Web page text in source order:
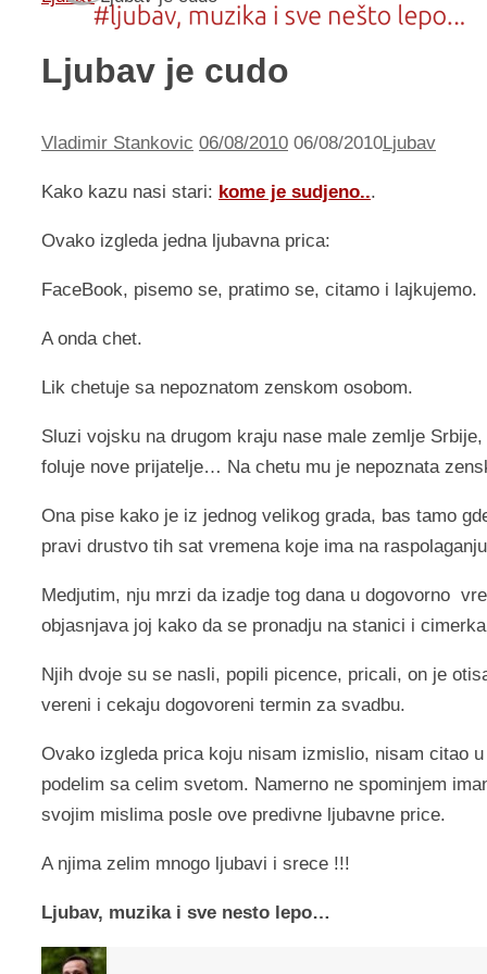
Ljubav je cudo
Vladimir Stankovic 06/08/2010 06/08/2010Ljubav
Kako kazu nasi stari: kome je sudjeno...
Ovako izgleda jedna ljubavna prica:
FaceBook, pisemo se, pratimo se, citamo i lajkujemo.
A onda chet.
Lik chetuje sa nepoznatom zenskom osobom.
Sluzi vojsku na drugom kraju nase male zemlje
foluje nove prijatelje… Na chetu mu je nepoznata
Ona pise kako je iz jednog velikog grada, bas tamo
pravi drustvo tih sat vremena koje ima na
Medjutim, nju mrzi da izadje tog dana u dogovorno
objasnjava joj kako da se pronadju na stanici i
Njih dvoje su se nasli, popili picence, pricali, on je
vereni i cekaju dogovoreni termin za svadbu.
Ovako izgleda prica koju nisam izmislio, nisam citao
podelim sa celim svetom. Namerno ne spominjem
svojim mislima posle ove predivne ljubavne price.
A njima zelim mnogo ljubavi i srece !!!
Ljubav, muzika i sve nesto lepo…